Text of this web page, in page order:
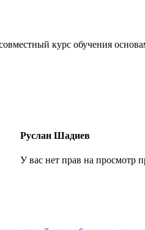
курс обучения
Руслан Шадиев
У вас нет прав на просмотр